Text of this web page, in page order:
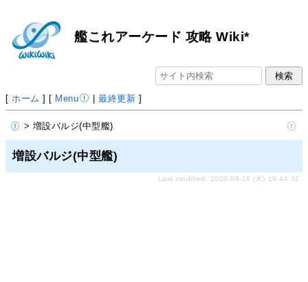
艦これアーケード 攻略 Wiki*
[ ホーム ] [ Menu |最終更新 ]
> 増設バルジ(中型艦)
増設バルジ(中型艦)
Last-modified: 2025-09-18 (木) 19:44:32